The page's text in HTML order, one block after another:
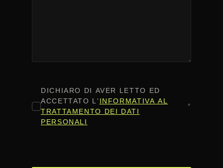
CONSENSO*
DICHIARO DI AVER LETTO ED
ACCETTATO L' INFORMATIVA AL
TRATTAMENTO DEI DATI
PERSONALI
*